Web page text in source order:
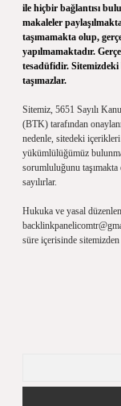
ile hiçbir bağlantısı
makaleler
taşımamakta olup,
yapılmamaktadır.
tesadüfidir.
taşımazlar.
Sitemiz, 5651 Sayılı
(BTK) tarafından
nedenle, sitedeki
yükümlülüğümüz
sorumluluğunu
sayılırlar.
Hukuka ve yasal
süre içerisinde sitemizden